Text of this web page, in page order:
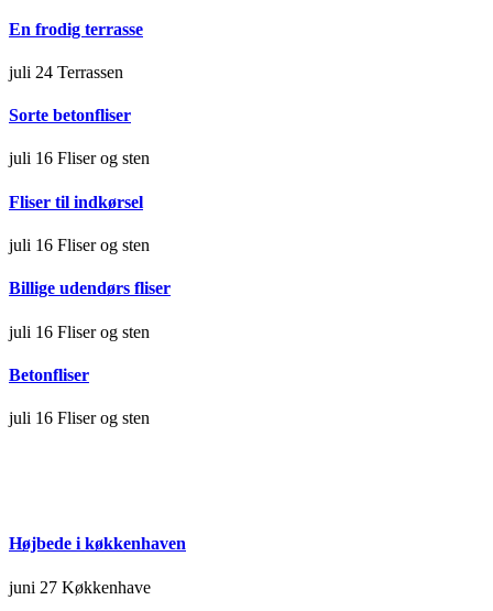
En frodig terrasse
juli 24 Terrassen
Sorte betonfliser
juli 16 Fliser og sten
Fliser til indkørsel
juli 16 Fliser og sten
Billige udendørs fliser
juli 16 Fliser og sten
Betonfliser
juli 16 Fliser og sten
Højbede i køkkenhaven
juni 27 Køkkenhave